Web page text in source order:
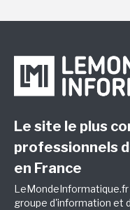
Le site le plus
professionnels
en France
groupe d'information et